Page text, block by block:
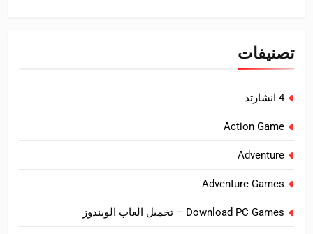
تصنيفات
4 انشارتد
Action Game
Adventure
Adventure Games
Download PC Games – تحميل العاب الويندوز